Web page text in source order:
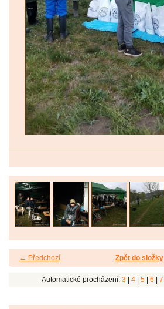
← Předchozí Zpět do složky
Automatické procházení: 3 4| 5| 6 7